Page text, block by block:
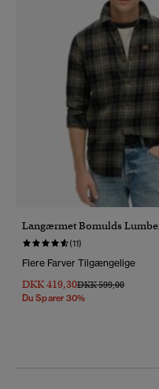
Langærmet Bomulds
(11)
Flere Farver Tilgængelige
DKK 419,30Pris Nedsat Fra
DKK 599,00Til
Du Sparer 30%